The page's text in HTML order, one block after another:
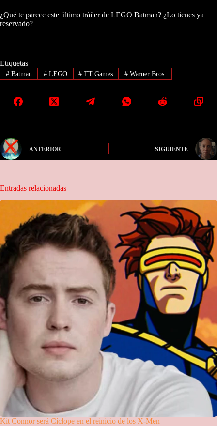
¿Qué te parece este último tráiler de LEGO Batman? ¿Lo tienes ya
reservado?
Etiquetas
#Batman #LEGO # TT Games # Warner Bros.
ANTERIOR SIGUIENTE
Entradas relacionadas
Kit Connor será Cíclope en el reinicio de los X-Men